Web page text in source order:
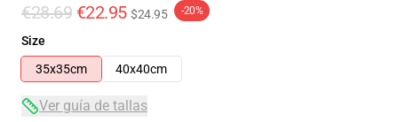
€28.69 €22.95 $24.95 -20%
Size
35x35cm
40x40cm
Ver guía de tallas